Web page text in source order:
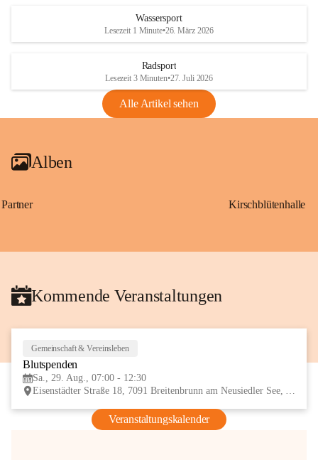
Anhang VBl. EU Nr. 18
1 Seite•1,4 MB
VBl. EU Nr. 18_2026
Wassersport
Lesezeit 1 Minute•26. März 2026
Radsport
Lesezeit 3 Minuten•27. Juli 2026
Alle Artikel sehen
Alben
Partner Kirschblütenhalle
Kommende Veranstaltungen
Gemeinschaft & Vereinsleben
Blutspenden
Sa., 29. Aug., 07:00 - 12:30
Eisenstädter Straße 18, 7091 Breitenbrunn am Neusiedler See, AUT
Veranstaltungskalender